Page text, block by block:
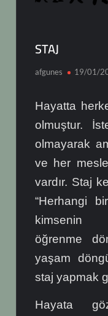
STAJ
afgunes 19/01/
Hayatta
olmuştur.
olmayarak
ve her
vardır. Staj
“Herhangi
kimsenin
öğrenme
yaşam
staj yapmak
Hayata